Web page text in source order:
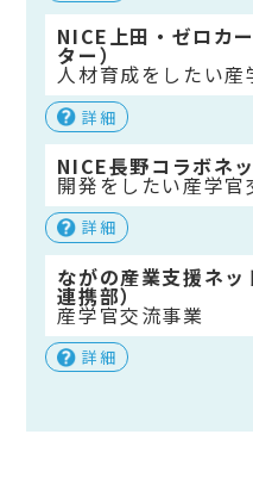
NICE上田・ゼロカ
ター）
人材育成をしたい産
詳細
NICE長野コラボネ
開発をしたい産学官
詳細
ながの産業支援ネ
連携部）
産学官交流事業
詳細